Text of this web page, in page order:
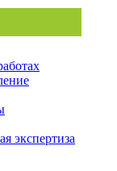
экспертиза